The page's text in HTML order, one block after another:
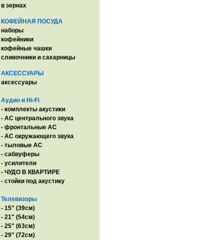
в зернах
КОФЕЙНАЯ ПОСУДА
наборы
кофейники
кофейные чашки
сливочники и сахарницы
АКСЕССУАРЫ
аксессуары
Аудио и Hi-Fi
- комплекты акустики
- AC центрального звука
- фронтальные АС
- АС окружающего звука
- тыловые АС
- сабвуферы
- усилители
- ЧУДО В КВАРТИРЕ
- стойки под акустику
.
Телевизоры
- 15" (39см)
- 21" (54см)
- 25" (63см)
- 29" (72см)